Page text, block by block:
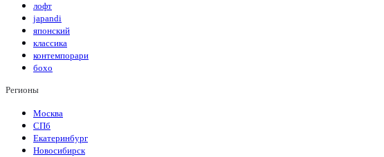
лофт
japandi
японский
классика
контемпорари
бохо
Регионы
Москва
СПб
Екатеринбург
Новосибирск